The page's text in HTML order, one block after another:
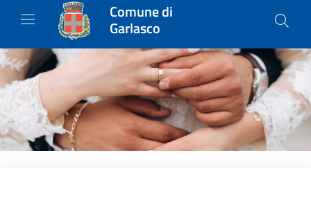
Comune di
Garlasco